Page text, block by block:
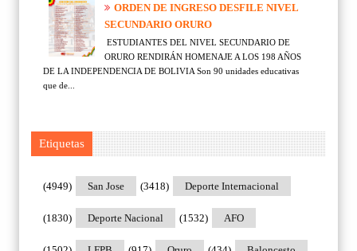
ORDEN DE INGRESO DESFILE NIVEL
SECUNDARIO ORURO
ESTUDIANTES DEL NIVEL SECUNDARIO DE
ORURO RENDIRÁN HOMENAJE A LOS 198 AÑOS
DE LA INDEPENDENCIA DE BOLIVIA Son 90 unidades educativas
que de...
Etiquetas
San Jose
(4949) Deporte Internacional
(3418)
Deporte Nacional
(1830) AFO
(1532)